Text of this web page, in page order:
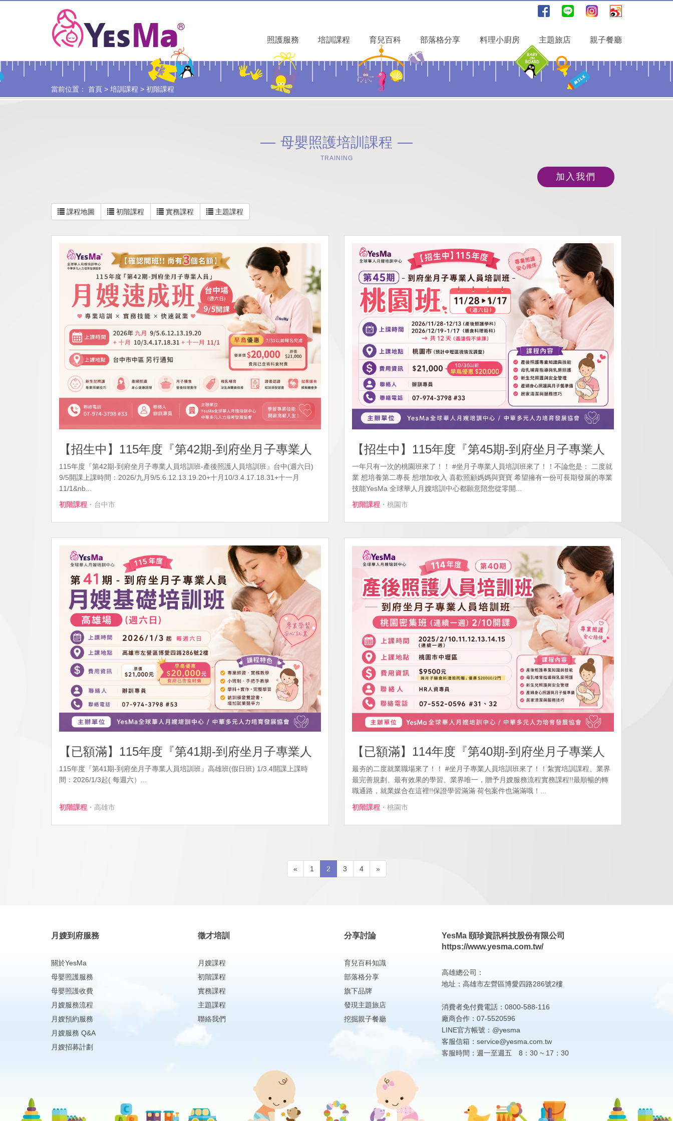
照護服務 培訓課程 育兒百科 部落格分享 料理小廚房 主題旅店 親子餐廳
當前位置： 首頁 > 培訓課程 > 初階課程
母嬰照護培訓課程
TRAINING
加入我們
課程地圖 初階課程 實務課程 主題課程
【招生中】115年度『第42期-到府坐月子專業人
115年度『第42期-到府坐月子專業人員培訓班-產後照護人員培訓班』台中(週六日)
9/5開課上課時間：2026/九月9/5.6.12.13.19.20+十月10/3.4.17.18.31+十一月
11/1&nb...
初階課程 ・台中市
【招生中】115年度『第45期-到府坐月子專業人
一年只有一次的桃園班來了！！ #坐月子專業人員培訓班來了！！不論您是： 二度就
業 想培養第二專長 想增加收入 喜歡照顧媽媽與寶寶 希望擁有一份可長期發展的專業
技能YesMa 全球華人月嫂培訓中心都願意陪您從零開...
初階課程 ・桃園市
【已額滿】115年度『第41期-到府坐月子專業人
115年度『第41期-到府坐月子專業人員培訓班』高雄班(假日班) 1/3.4開課上課時
間：2026/1/3起( 每週六）...
初階課程 ・高雄市
【已額滿】114年度『第40期-到府坐月子專業人
最夯的二度就業職場來了！！ #坐月子專業人員培訓班來了！！紮實培訓課程、業界
最完善規劃、最有效果的學習、業界唯一，贈予月嫂服務流程實務課程!!最順暢的轉
職通路，就業媒合在這裡!!保證學習滿滿 荷包案件也滿滿哦！...
初階課程 ・桃園市
« 1 2 3 4 »
月嫂到府服務
關於YesMa
母嬰照護服務
母嬰照護收費
月嫂服務流程
月嫂預約服務
月嫂服務 Q&A
月嫂招募計劃
徵才培訓
月嫂課程
初階課程
實務課程
主題課程
聯絡我們
分享討論
育兒百科知識
部落格分享
旗下品牌
發現主題旅店
挖掘親子餐廳
YesMa 頤珍資訊科技股份有限公司
https://www.yesma.com.tw/
高雄總公司：
地址：高雄市左營區博愛四路286號2樓
消費者免付費電話：0800-588-116
廠商合作：07-5520596
LINE官方帳號：@yesma
客服信箱：service@yesma.com.tw
客服時間：週一至週五 8：30 ~ 17：30